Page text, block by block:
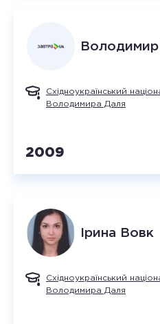
Володимир
Східноукраїнський
Володимира Даля
2009
Ірина Вовк
Східноукраїнський
Володимира Даля